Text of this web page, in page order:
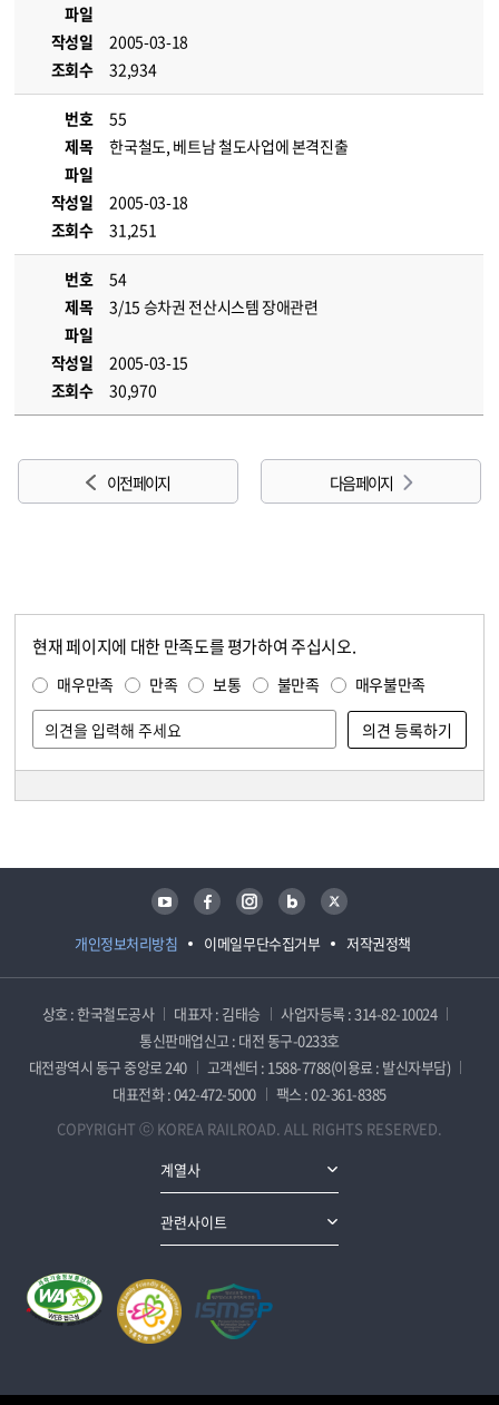
파일
작성일
2005-03-18
조회수
32,934
번호
55
제목
한국철도, 베트남 철도사업에 본격진출
파일
작성일
2005-03-18
조회수
31,251
번호
54
제목
3/15 승차권 전산시스템 장애관련
파일
작성일
2005-03-15
조회수
30,970
이전 페이지 다음 페이지
현재 페이지에 대한 만족도를 평가하여 주십시오.
매우만족 만족 보통 불만족 매우불만족
개인정보처리방침 이메일무단수집거부 저작권정책
유튜브 페이스북 인스타그램 블로그 트위터
상호 : 한국철도공사 대표자 : 김태승
사업자등록 : 314-82-10024
통신판매업신고 : 대전 동구-0233호
대전광역시 동구 중앙로 240
고객센터 : 1588-7788(이용료 : 발신자부담)
대표전화 : 042-472-5000
팩스 : 02-361-8385
COPYRIGHT ⓒ KOREA RAILROAD. ALL RIGHTS RESERVED.
계열사
관련사이트